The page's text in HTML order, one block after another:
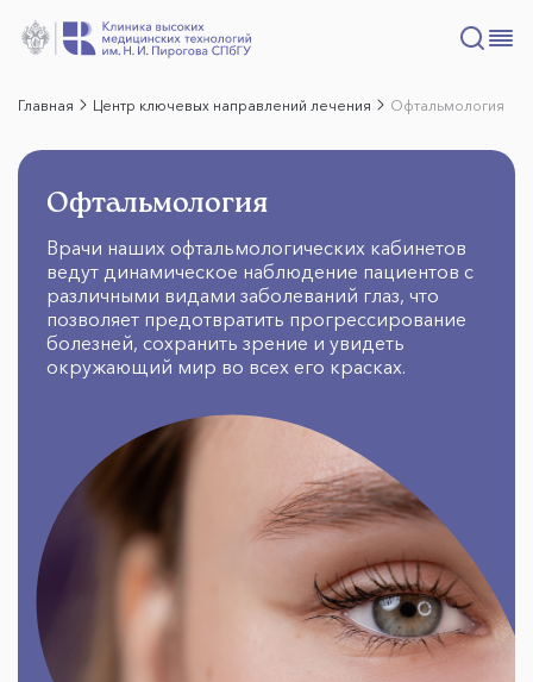
Главная Центр ключевых направлений лечения Офтальмология
Офтальмология
Врачи наших офтальмологических кабинетов
ведут динамическое наблюдение пациентов с
различными видами заболеваний глаз, что
позволяет предотвратить прогрессирование
болезней, сохранить зрение и увидеть
окружающий мир во всех его красках.